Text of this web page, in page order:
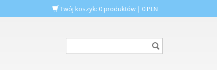
Twój koszyk: 0 produktów | 0 PLN